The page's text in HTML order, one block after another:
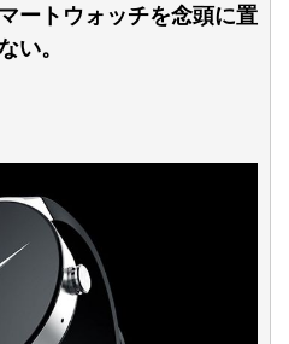
ートウォッチを念頭に置
い。